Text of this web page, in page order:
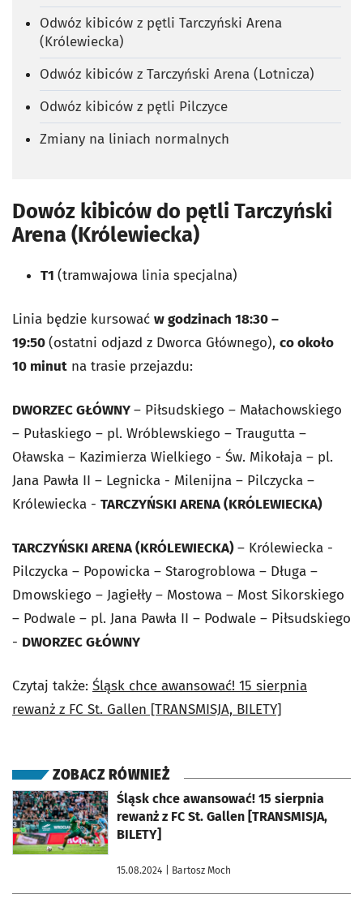
Odwóz kibiców z pętli Tarczyński Arena
(Królewiecka)
Odwóz kibiców z Tarczyński Arena (Lotnicza)
Odwóz kibiców z pętli Pilczyce
Zmiany na liniach normalnych
Dowóz kibiców do pętli Tarczyński
Arena (Królewiecka)
T1 (tramwajowa linia specjalna)
Linia będzie kursować w godzinach 18:30 –
19:50(ostatni odjazd z Dworca Głównego), co około
10 minut na trasie przejazdu:
DWORZEC GŁÓWNY– Piłsudskiego – Małachowskiego
– Pułaskiego – pl. Wróblewskiego – Traugutta –
Oławska – Kazimierza Wielkiego - Św. Mikołaja – pl.
Jana Pawła II – Legnicka - Milenijna – Pilczycka –
Królewiecka - TARCZYŃSKI ARENA (KRÓLEWIECKA)
TARCZYŃSKI ARENA (KRÓLEWIECKA)– Królewiecka -
Pilczycka – Popowicka – Starogroblowa – Długa –
Dmowskiego – Jagiełły – Mostowa – Most Sikorskiego
– Podwale – pl. Jana Pawła II – Podwale – Piłsudskiego
- DWORZEC GŁÓWNY
Czytaj także: Śląsk chce awansować! 15 sierpnia
rewanż z FC St. Gallen [TRANSMISJA, BILETY]
ZOBACZ RÓWNIEŻ
Śląsk chce awansować! 15 sierpnia
rewanż z FC St. Gallen [TRANSMISJA,
BILETY]
15.08.2024 | Bartosz Moch
otworzy się w nowej karcie